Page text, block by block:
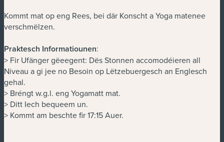
Kommt mat op eng Rees, bei där Konscht a Yoga matenee
verschmëlzen.
Praktesch Informatiounen:
> Fir Ufänger gëeegent: Dës Stonnen accomodéieren all
Niveau a gi jee no Besoin op Lëtzebuergesch an Englesch
gehal.
> Bréngt w.g.l. eng Yogamatt mat.
> Ditt Iech bequeem un.
> Kommt am beschte fir 17:15 Auer.